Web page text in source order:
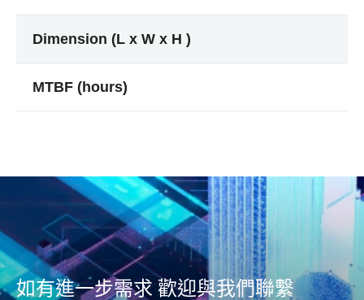
Dimension (L x W x H )
MTBF (hours)
如有進一步需求 歡迎與我們聯繫